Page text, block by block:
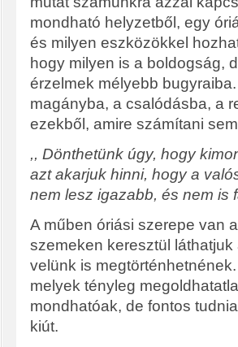
mondható helyzetből, egy
és milyen eszközökkel
hogy milyen is a boldogság,
érzelmek mélyebb
magányba, a csalódásba, a
ezekből, amire számítani
,, Dönthetünk úgy, hogy
azt akarjuk hinni, hogy a
nem lesz igazabb, és nem is
A műben óriási szerepe van
szemeken keresztül
velünk is
melyek tényleg
mondhatóak, de fontos
kiút.